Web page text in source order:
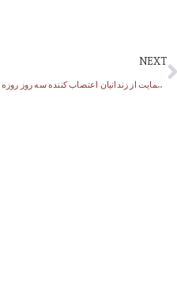
NEXT
فعالان سیاسی تبریز در حمایت از زندانیان اعتصاب کننده سه روز روزه سیاسی می گیرند